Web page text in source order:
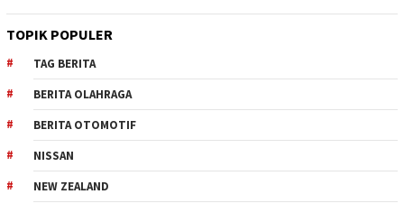
TOPIK POPULER
TAG BERITA
BERITA OLAHRAGA
BERITA OTOMOTIF
NISSAN
NEW ZEALAND